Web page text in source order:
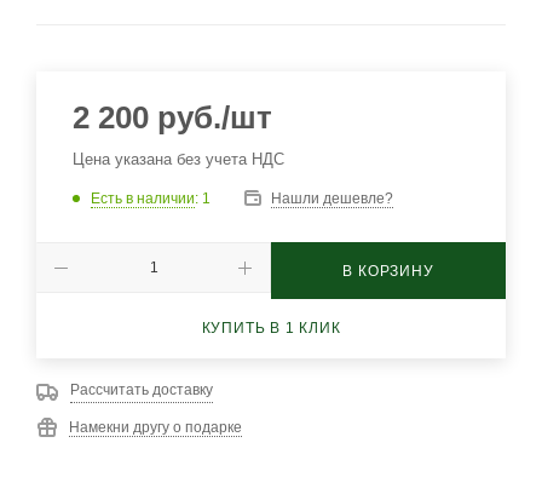
2 200 руб./шт
Цена указана без учета НДС
Есть в наличии: 1 Нашли дешевле?
В КОРЗИНУ
КУПИТЬ В 1 КЛИК
Рассчитать доставку
Намекни другу о подарке